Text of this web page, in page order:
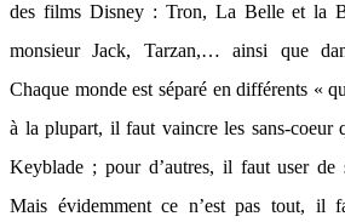
des films Disney : Tron, La Belle et la
monsieur Jack, Tarzan,… ainsi que
Chaque monde est séparé en différents «
à la plupart, il faut vaincre les sans-coeur
Keyblade ; pour d’autres, il faut user de
Mais évidemment ce n’est pas tout, il